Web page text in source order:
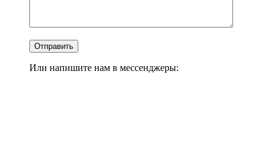
Или напишите нам в мессенджеры: